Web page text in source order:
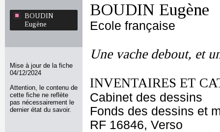
BOUDIN
Eugène
Mise à jour de la fiche
04/12/2024
Attention, le contenu de
cette fiche ne reflète
pas nécessairement le
dernier état du savoir.
BOUDIN Eugène
Ecole française
Une vache debout, et
INVENTAIRES ET
Cabinet des dessins
Fonds des dessins et
RF 16846, Verso